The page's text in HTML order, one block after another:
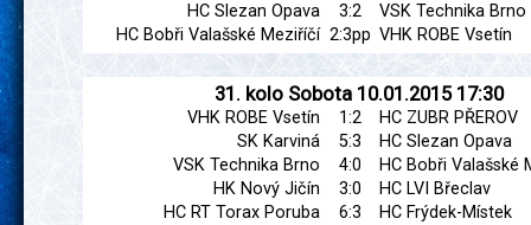
HC Slezan Opava
3:2
VSK Technika Brno
HC Bobři Valašské Meziříčí 2:3pp VHK ROBE Vsetín
31. kolo Sobota 10.01.2015 17:30
VHK ROBE Vsetín 1:2
HC ZUBR PŘEROV
SK Karviná
5:3
HC Slezan Opava
VSK Technika Brno
4:0
HC Bobři Valašské
HK Nový Jičín
3:0
HC LVI Břeclav
HC RT Torax Poruba
6:3 HC Frýdek-Místek